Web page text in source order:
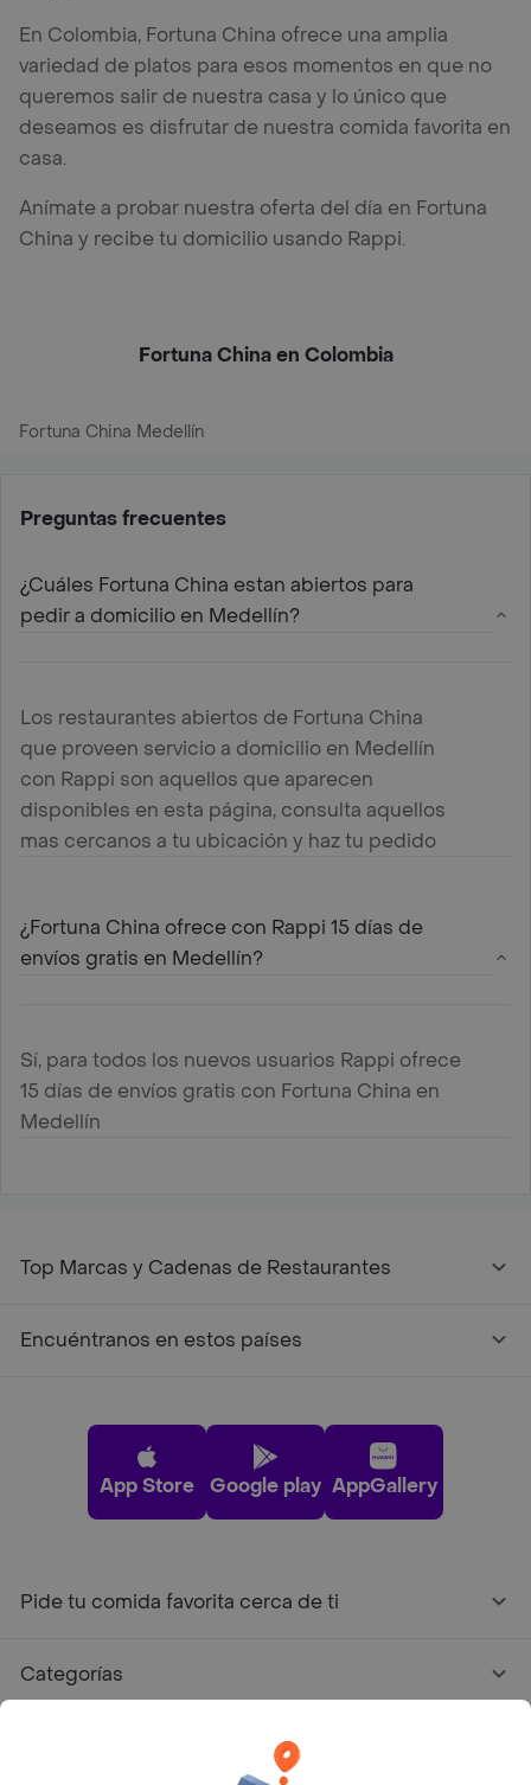
En Colombia, Fortuna China ofrece una amplia
variedad de platos para esos momentos en que no
queremos salir de nuestra casa y lo único que
deseamos es disfrutar de nuestra comida favorita en
casa.
Anímate a probar nuestra oferta del día en Fortuna
China y recibe tu domicilio usando Rappi.
Fortuna China en Colombia
Fortuna China Medellín
Preguntas frecuentes
¿Cuáles Fortuna China estan abiertos para
pedir a domicilio en Medellín?
Los restaurantes abiertos de Fortuna China
que proveen servicio a domicilio en Medellín
con Rappi son aquellos que aparecen
disponibles en esta página, consulta aquellos
mas cercanos a tu ubicación y haz tu pedido
¿Fortuna China ofrece con Rappi 15 días de
envíos gratis en Medellín?
Sí, para todos los nuevos usuarios Rappi ofrece
15 días de envíos gratis con Fortuna China en
Medellín
Top Marcas y Cadenas de Restaurantes
Encuéntranos en estos países
App Store Google play AppGallery
Pide tu comida favorita cerca de ti
Categorías